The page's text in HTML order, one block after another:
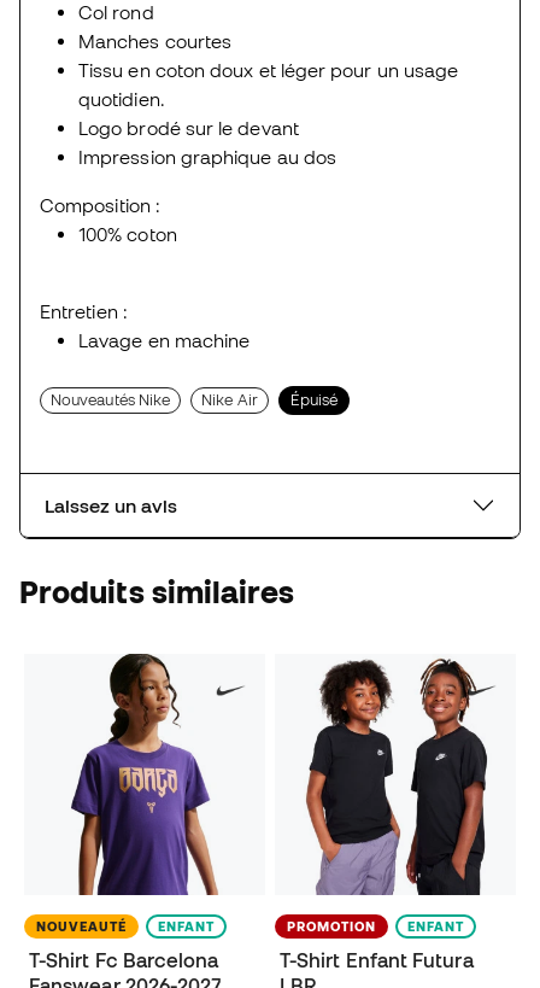
Col rond
Manches courtes
Tissu en coton doux et léger pour un usage
quotidien.
Logo brodé sur le devant
Impression graphique au dos
Composition :
100% coton
Entretien :
Lavage en machine
Nouveautés Nike Nike Air Épuisé
Laissez un avis
Produits similaires
NOUVEAUTÉ ENFANT
T-Shirt Fc Barcelona
PROMOTION ENFANT
T-Shirt Enfant Futura